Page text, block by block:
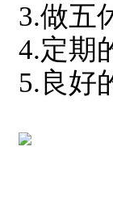
3.做五
4.定期
5.良好